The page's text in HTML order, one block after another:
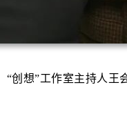
想”工作室主持人